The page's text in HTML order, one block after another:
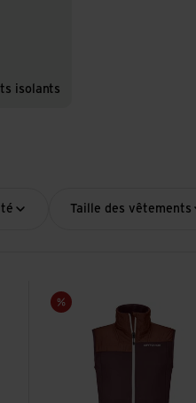
isolants
Taille des vêtements
Vente
Voir Fleece Plus Vest M